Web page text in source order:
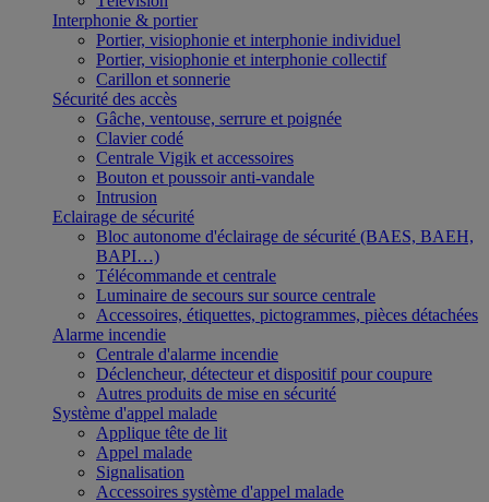
Interphonie & portier
Portier, visiophonie et interphonie individuel
Portier, visiophonie et interphonie collectif
Carillon et sonnerie
Sécurité des accès
Gâche, ventouse, serrure et poignée
Clavier codé
Centrale Vigik et accessoires
Bouton et poussoir anti-vandale
Intrusion
Eclairage de sécurité
Bloc autonome d'éclairage de sécurité (BAES, BAEH,
BAPI…)
Télécommande et centrale
Luminaire de secours sur source centrale
Accessoires, étiquettes, pictogrammes, pièces détachées
Alarme incendie
Centrale d'alarme incendie
Déclencheur, détecteur et dispositif pour coupure
Autres produits de mise en sécurité
Système d'appel malade
Applique tête de lit
Appel malade
Signalisation
Accessoires système d'appel malade